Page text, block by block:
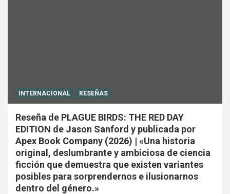
INTERNACIONAL RESEÑAS
Reseña de PLAGUE BIRDS: THE RED DAY
EDITION de Jason Sanford y publicada por
Apex Book Company (2026) | «Una historia
original, deslumbrante y ambiciosa de ciencia
ficción que demuestra que existen variantes
posibles para sorprendernos e ilusionarnos
dentro del género.»